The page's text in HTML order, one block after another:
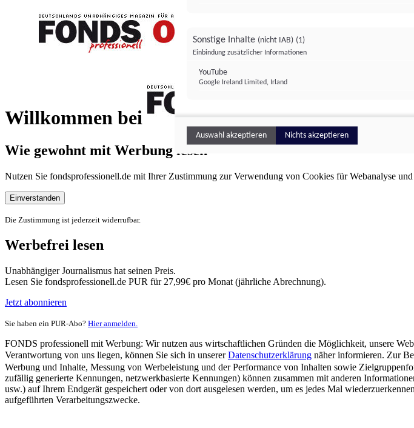
Willkommen bei
FONDS professionell
Wie gewohnt mit Werbung lesen
Nutzen Sie fondsprofessionell.de mit Ihrer Zustimmung zur Verwendung von Cookies für Webanalyse und
Einverstanden
Die Zustimmung ist jederzeit widerrufbar.
Werbefrei lesen
Unabhängiger Journalismus hat seinen Preis.
Lesen Sie fondsprofessionell.de PUR für 27,99€ pro Monat (jährliche Abrechnung).
Jetzt abonnieren
Sie haben ein PUR-Abo? Hier anmelden.
FONDS professionell mit Werbung: Wir nutzen aus wirtschaftlichen Gründen die Möglichkeit, unsere
Verantwortung von uns liegen, können Sie sich in unsererDatenschutzerklärung näher informieren. Zur
Werbung und Inhalte, Messung von Werbeleistung und der Performance von Inhalten sowie
zufällig generierte Kennungen, netzwerkbasierte Kennungen) können zusammen mit anderen
usw.) auf Ihrem Endgerät gespeichert oder von dort ausgelesen werden, um es jedes Mal
aufgeführten Verarbeitungszwecke.
Sonstige Inhalte (nicht IAB) (1)
Einbindung zusätzlicher Informationen
YouTube
Google Ireland Limited, Irland
Auswahl akzeptieren Nichts akzeptieren